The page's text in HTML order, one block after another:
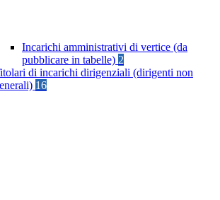
Incarichi amministrativi di vertice (da
pubblicare in tabelle) 2
di incarichi dirigenziali (dirigenti non
16